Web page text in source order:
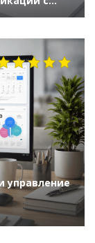
Леонид,
управление